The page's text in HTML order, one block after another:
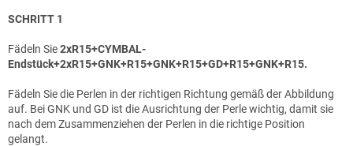
SCHRITT 1
Fädeln Sie2xR15+CYMBAL-
Endstück+2xR15+GNK+R15+GNK+R15+GD+R15+GNK+R15.
Fädeln Sie die Perlen in der richtigen Richtung gemäß der Abbildung
auf. Bei GNK und GD ist die Ausrichtung der Perle wichtig, damit sie
nach dem Zusammenziehen der Perlen in die richtige Position
gelangt.